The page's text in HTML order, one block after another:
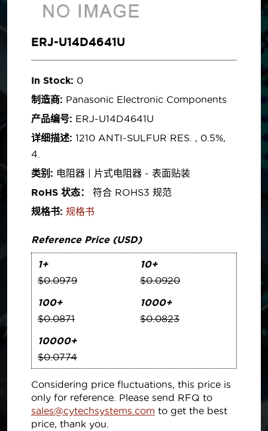
ERJ-U14D4641U
In Stock: 0
制造商: Panasonic Electronic Components
产品编号: ERJ-U14D4641U
详细描述: 1210 ANTI-SULFUR RES. , 0.5%,
4.
类别: 电阻器 | 片式电阻器 - 表面贴装
RoHS 状态：
符合 ROHS3 规范
规格书: 规格书
Reference Price (USD)
1+
$0.0979
10+
$0.0920
100+
$0.0871
1000+
$0.0823
10000+
$0.0774
Considering price fluctuations, this price is
only for reference. Please send RFQ to
sales@cytechsystems.com to get the best
price, thank you.